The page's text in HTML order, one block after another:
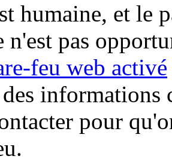
humaine, et le
n'est pas
feu web activé
informations
pour